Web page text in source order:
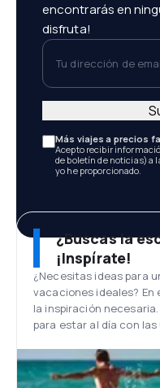
encontrarás en
disfruta!
Tu dirección de email
Más viajes a precios
Acepto recibir
de boletín de noticias) a
yo he proporcionado.
¿Buscas la
¡Inspírate!
¿Necesitas ideas para
vacaciones ideales?
la inspiración
para estar al día con